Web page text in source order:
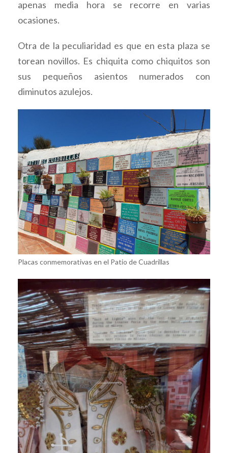
apenas media hora se recorre en varias
ocasiones.
Otra de la peculiaridad es que en esta plaza se
torean novillos. Es chiquita como chiquitos son
sus pequeños asientos numerados con
diminutos azulejos.
Placas conmemorativas en el Patio de Cuadrillas